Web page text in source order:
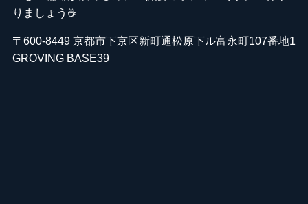
りましょう☕️
〒600-8449 京都市下京区新町通松原下ル富永町107番地1
GROVING BASE39